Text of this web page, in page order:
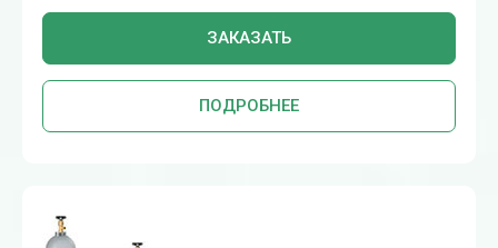
ЗАКАЗАТЬ
ПОДРОБНЕЕ